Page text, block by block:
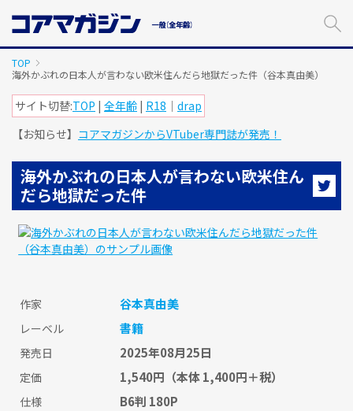
TOP
海外かぶれの日本人が言わない欧米住んだら地獄だった件（谷本真由美）
サイト切替:TOP | 全年齢 | R18 ｜ drap
【お知らせ】 コアマガジンからVTuber専門誌が発売！
海外かぶれの日本人が言わない欧米住ん
だら地獄だった件
作家 谷本真由美
レーベル 書籍
発売日 2025年08月25日
定価 1,540円 （本体 1,400円＋税）
仕様 B6判 180P